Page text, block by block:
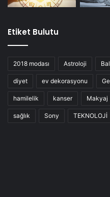
Etiket Bulutu
2018 modası Astroloji
diyet ev dekorasyonu
hamilelik kanser Makyaj
sağlık Sony TEKNOLOJİ